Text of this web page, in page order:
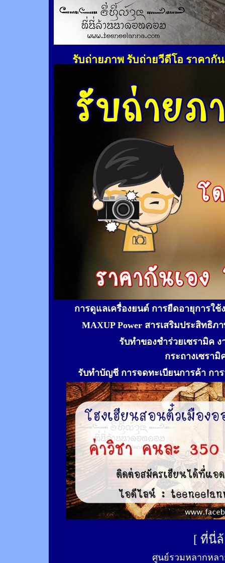
รับถ่ายภาพ รับถ่ายวีดีโอ ราคากั
การดูแลเครื่องยนต์ การยืดอายุการใ
MAXUP Power สารเสริมประสิทธิ
รับทำของชำร่วยเซรามิค
กระถางเซรา
รับทำบัญชี การจดทะเบียนการค้า กา
[ ที่นี่
ศูนย์รวมหลากหลา